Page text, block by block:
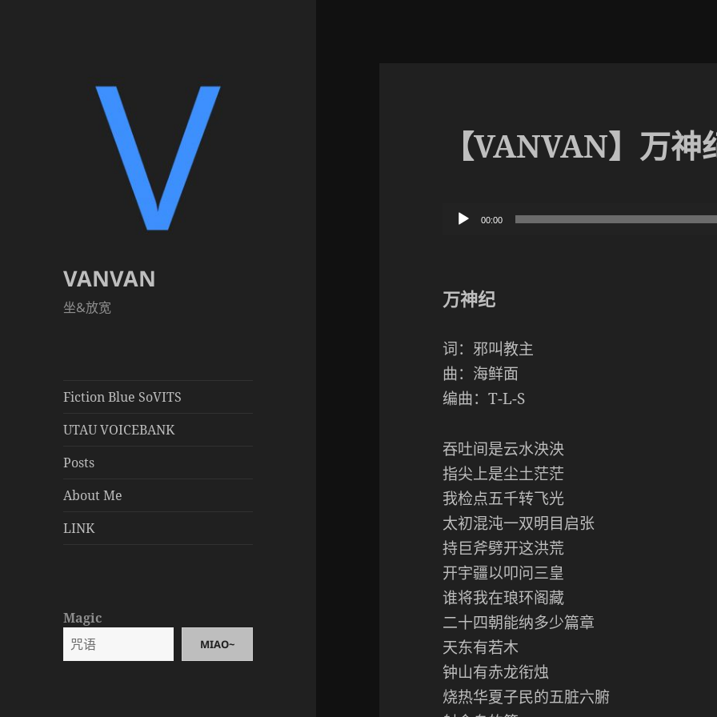
VANVAN
坐&放宽
Fiction Blue SoVITS
UTAU VOICEBANK
Posts
About Me
LINK
Magic
MIAO~
【VANVAN】万神
放
器
00:00
万神纪
词：邪叫教主
曲：海鲜面
编曲：T-L-S
吞吐间是云水泱泱
指尖上是尘土茫茫
我检点五千转飞光
太初混沌一双明目启张
持巨斧劈开这洪荒
开宇疆以叩问三皇
谁将我在琅环阁藏
二十四朝能纳多少篇章
天东有若木
钟山有赤龙衔烛
烧热华夏子民的五脏六腑